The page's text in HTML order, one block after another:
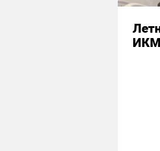
ИКМ